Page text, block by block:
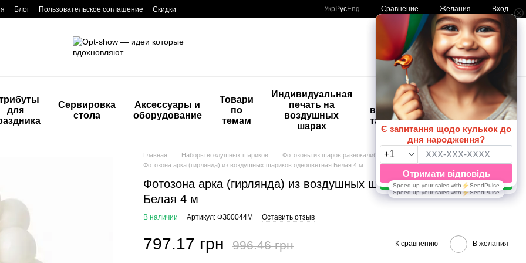
Блог Пользовательское соглашение Скидки Укр РусEng Сравнение Желания Вход
Мой заказ
для
Сервировка
стола
Аксессуары и
оборудование
Товари
по
темам
Индивидуальная
печать на
воздушных
шарах
Детские
временные
татуировки
🚨🚨🚨
Распродажа
Шары с
рисунком
😀🎈
Главная Наборы воздушных шариков Фотозоны из шаров разнокалиберные
Одноцветные 4м
Фотозона арка (гирлянда) из воздушных шариков одноцветная Белая 4 м
Фотозона арка (гирлянда) из воздушных шариков одноцветная
Белая 4 м
В наличии Артикул: ФЗ00044М Оставить отзыв
797.17 грн 996.46 грн К сравнению В желания